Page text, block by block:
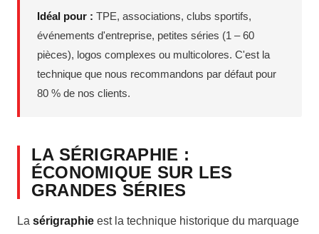
Idéal pour : TPE, associations, clubs sportifs,
événements d'entreprise, petites séries (1 – 60
pièces), logos complexes ou multicolores. C'est la
technique que nous recommandons par défaut pour
80 % de nos clients.
LA SÉRIGRAPHIE :
ÉCONOMIQUE SUR LES
GRANDES SÉRIES
La sérigraphie est la technique historique du marquage